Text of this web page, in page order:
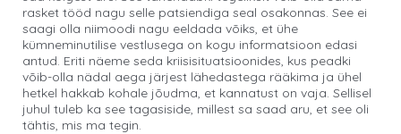
rasket tööd nagu selle patsiendiga seal osakonnas. See ei
saagi olla niimoodi nagu eeldada võiks, et ühe
kümneminutilise vestlusega on kogu informatsioon edasi
antud. Eriti näeme seda kriisisituatsioonides, kus peadki
võib-olla nädal aega järjest lähedastega rääkima ja ühel
hetkel hakkab kohale jõudma, et kannatust on vaja. Sellisel
juhul tuleb ka see tagasiside, millest sa saad aru, et see oli
tähtis, mis ma tegin.